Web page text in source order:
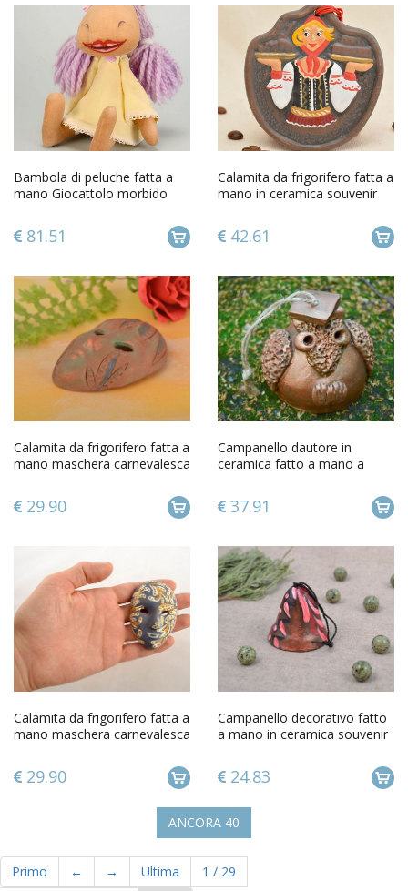
Bambola di peluche fatta a
mano Giocattolo morbido
81.51
Calamita da frigorifero fatta a
mano in ceramica souvenir
42.61
Calamita da frigorifero fatta a
mano maschera carnevalesca
29.90
Campanello dautore in
ceramica fatto a mano a
37.91
Calamita da frigorifero fatta a
mano maschera carnevalesca
29.90
Campanello decorativo fatto
a mano in ceramica souvenir
24.83
ANCORA 40
Primo ← → Ultima 1 / 29